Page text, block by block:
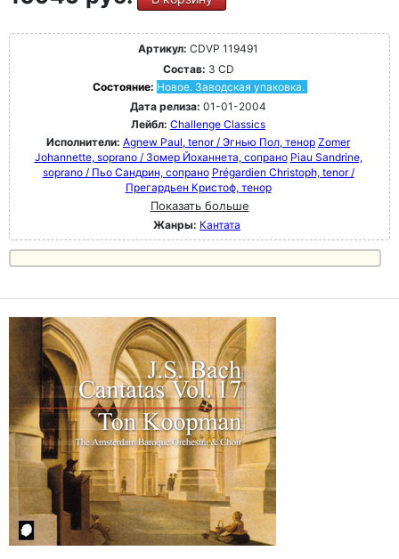
Артикул: CDVP 119491
Состав: 3 CD
Состояние: Новое. Заводская упаковка.
Дата релиза: 01-01-2004
Лейбл: Challenge Classics
Исполнители: Agnew Paul, tenor / Эгнью Пол, тенор Zomer
Johannette, soprano / Зомер Йоханнета, сопрано Piau Sandrine,
soprano / Пьо Сандрин, сопрано Prégardien Christoph, tenor /
Прегардьен Кристоф, тенор
Показать больше
Жанры: Кантата